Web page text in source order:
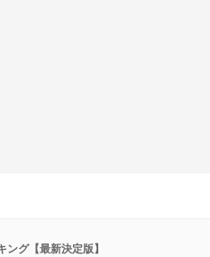
グ【最新決定版】